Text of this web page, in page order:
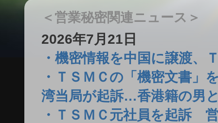
＜営業秘密関連ニュース＞
2026年7月21日
・機密情報を中国に譲渡、
・ＴＳＭＣの「機密文書」
湾当局が起訴…香港籍の男
・ＴＳＭＣ元社員を起訴